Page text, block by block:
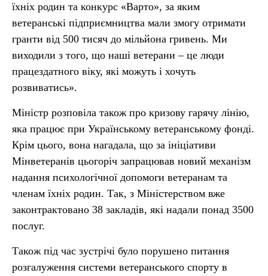
їхніх родин та конкурс «Варто», за яким
ветеранські підприємництва мали змогу отримати
гранти від 500 тисяч до мільйона гривень. Ми
виходили з того, що наші ветерани – це люди
працездатного віку, які можуть і хочуть
розвиватись».
Міністр розповіла також про кризову гарячу лінію,
яка працює при Українському ветеранському фонді.
Крім цього, вона нагадала, що за ініціативи
Мінветеранів цьогоріч запрацював новий механізм
надання психологічної допомоги ветеранам та
членам їхніх родин. Так, з Міністерством вже
законтрактовано 38 закладів, які надали понад 3500
послуг.
Також під час зустрічі було порушено питання
розгалуження системи ветеранського спорту в